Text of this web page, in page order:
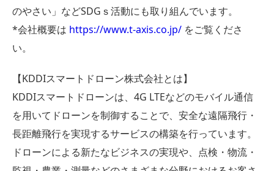
のやさい」などSDGｓ活動にも取り組んでいます。
*会社概要は https://www.t-axis.co.jp/ をご覧くださ
い。
【KDDIスマートドローン株式会社とは】
KDDIスマートドローンは、4G LTEなどのモバイル通信
を用いてドローンを制御することで、安全な遠隔飛行・
長距離飛行を実現するサービスの構築を行っています。
ドローンによる新たなビジネスの実現や、点検・物流・